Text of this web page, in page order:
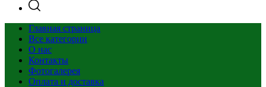
Главная страница
Все категории
О нас
Контакты
Фотогалерея
Оплата и доставка